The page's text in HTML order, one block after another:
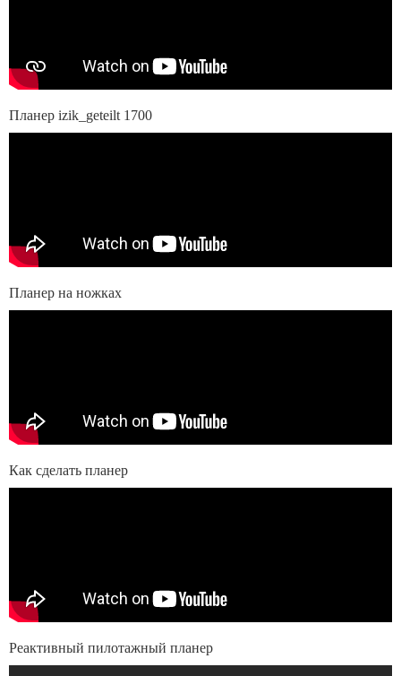
Планер izik_geteilt 1700
Планер на ножках
Как сделать планер
Реактивный пилотажный планер